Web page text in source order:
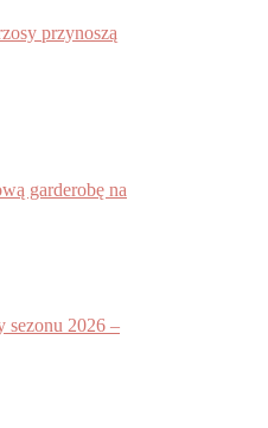
przynoszą
garderobę na
sezonu 2026 –